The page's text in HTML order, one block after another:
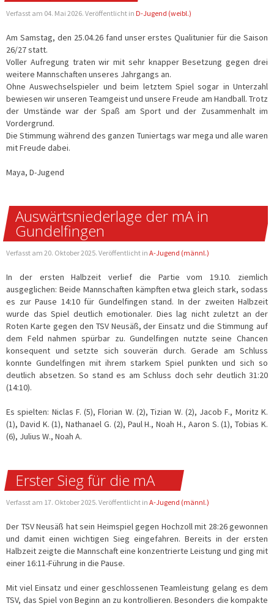
Verfasst am 04. Mai 2026. Veröffentlicht in D-Jugend (weibl.)
Am Samstag, den 25.04.26 fand unser erstes Qualitunier für die Saison
26/27 statt.
Voller Aufregung traten wir mit sehr knapper Besetzung gegen drei
weitere Mannschaften unseres Jahrgangs an.
Ohne Auswechselspieler und beim letztem Spiel sogar in Unterzahl
bewiesen wir unseren Teamgeist und unsere Freude am Handball. Trotz
der Umstände war der Spaß am Sport und der Zusammenhalt im
Vordergrund.
Die Stimmung während des ganzen Tuniertags war mega und alle waren
mit Freude dabei.
Maya, D-Jugend
Auswärtsniederlage der mA in
Gundelfingen
Verfasst am 20. Oktober 2025. Veröffentlicht in A-Jugend (männl.)
In der ersten Halbzeit verlief die Partie vom 19.10. ziemlich
ausgeglichen: Beide Mannschaften kämpften etwa gleich stark, sodass
es zur Pause 14:10 für Gundelfingen stand. In der zweiten Halbzeit
wurde das Spiel deutlich emotionaler. Dies lag nicht zuletzt an der
Roten Karte gegen den TSV Neusäß, der Einsatz und die Stimmung auf
dem Feld nahmen spürbar zu. Gundelfingen nutzte seine Chancen
konsequent und setzte sich souverän durch. Gerade am Schluss
konnte Gundelfingen mit ihrem starkem Spiel punkten und sich so
deutlich absetzen. So stand es am Schluss doch sehr deutlich 31:20
(14:10).
Es spielten: Niclas F. (5), Florian W. (2), Tizian W. (2), Jacob F., Moritz K.
(1), David K. (1), Nathanael G. (2), Paul H., Noah H., Aaron S. (1), Tobias K.
(6), Julius W., Noah A.
Erster Sieg für die mA
Verfasst am 17. Oktober 2025. Veröffentlicht in A-Jugend (männl.)
Der TSV Neusäß hat sein Heimspiel gegen Hochzoll mit 28:26 gewonnen
und damit einen wichtigen Sieg eingefahren. Bereits in der ersten
Halbzeit zeigte die Mannschaft eine konzentrierte Leistung und ging mit
einer 16:11-Führung in die Pause.
Mit viel Einsatz und einer geschlossenen Teamleistung gelang es dem
TSV, das Spiel von Beginn an zu kontrollieren. Besonders die kompakte